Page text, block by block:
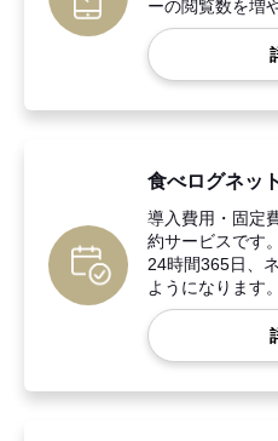
ーの閲覧数を増
食べログネッ
導入費用・固定
約サービスです。
24時間365日、
ようになります。